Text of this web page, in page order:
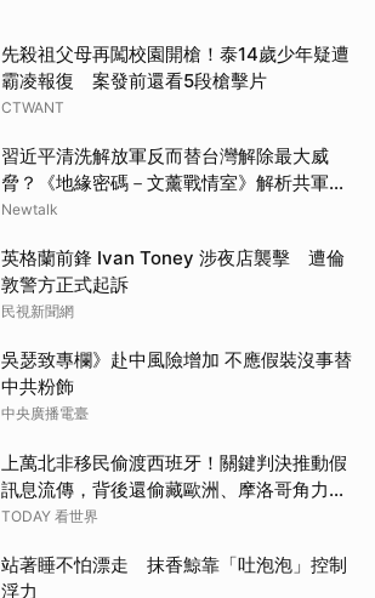
先殺祖父母再闖校園開槍！泰14歲少年疑遭
霸凌報復 案發前還看5段槍擊片
CTWANT
習近平清洗解放軍反而替台灣解除最大威
脅？《地緣密碼－文薰戰情室》解析共軍軍
權危機與真實戰力
Newtalk
英格蘭前鋒 Ivan Toney 涉夜店襲擊 遭倫
敦警方正式起訴
民視新聞網
吳瑟致專欄》赴中風險增加 不應假裝沒事替
中共粉飾
中央廣播電臺
上萬北非移民偷渡西班牙！關鍵判決推動假
訊息流傳，背後還偷藏歐洲、摩洛哥角力？
西班牙為何被罵翻？【TODAY 看世界】
TODAY 看世界
站著睡不怕漂走 抹香鯨靠「吐泡泡」控制
浮力